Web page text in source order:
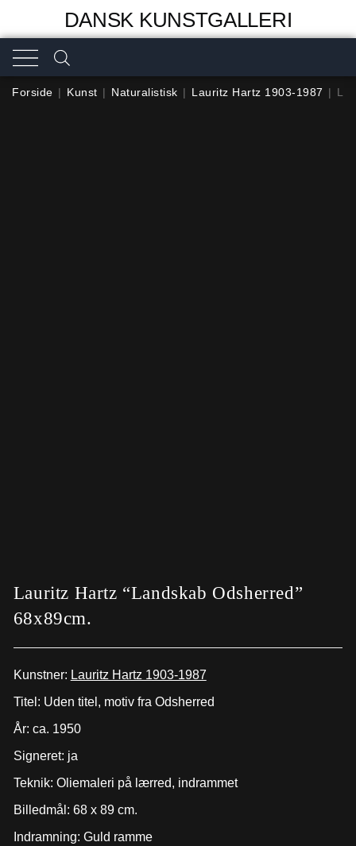
DANSK KUNSTGALLERI
Forside | Kunst | Naturalistisk | Lauritz Hartz 1903-1987 |
Lauritz Hartz “Landskab Odsherred”
68x89cm.
Kunstner: Lauritz Hartz 1903-1987
Titel: Uden titel, motiv fra Odsherred
År: ca. 1950
Signeret: ja
Teknik: Oliemaleri på lærred, indrammet
Billedmål: 68 x 89 cm.
Indramning: Guld ramme